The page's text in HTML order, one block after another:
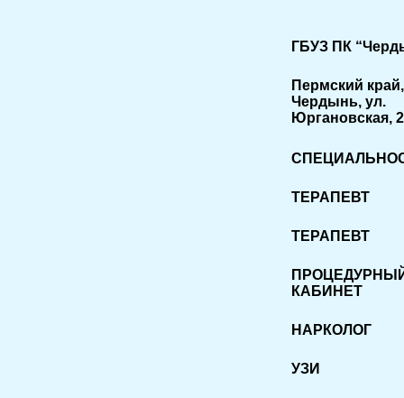
ГБУЗ ПК
Пермский край,
Чердынь, ул.
Юргановская,
ТЕРАПЕВТ
ТЕРАПЕВТ
КАБИНЕТ
НАРКОЛОГ
УЗИ